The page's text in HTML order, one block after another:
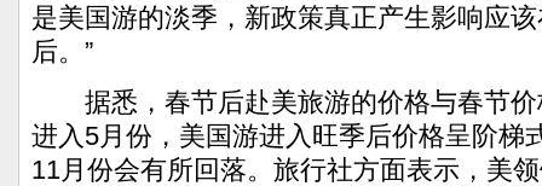
是美国游的淡季，新政策真正产生影响应
后。”
据悉，春节后赴美旅游的价格与春节价
进入5月份，美国游进入旺季后价格呈阶梯
11月份会有所回落。旅行社方面表示，美